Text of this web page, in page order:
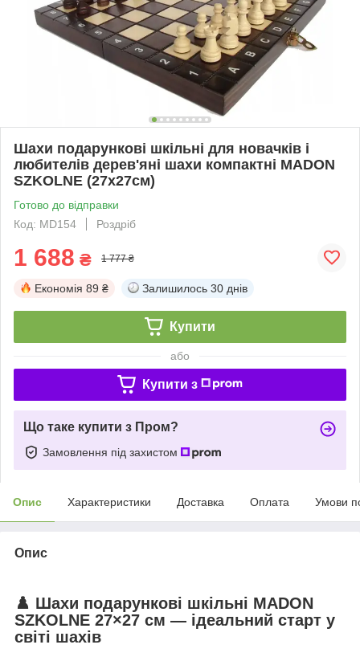
Шахи подарункові шкільні для новачків і
любителів дерев'яні шахи компактні MADON
SZKOLNE (27x27см)
Готово до відправки
Код: MD154
Роздріб
1 688 ₴ 1 777 ₴
Економія 89 ₴ Залишилось 30 днів
Купити
або
Купити з
Що таке купити з Пром?
Замовлення під захистом
Опис Характеристики Доставка Оплата Умови
Опис
♟️ Шахи подарункові шкільні MADON
SZKOLNE 27×27 см — ідеальний старт у
світі шахів